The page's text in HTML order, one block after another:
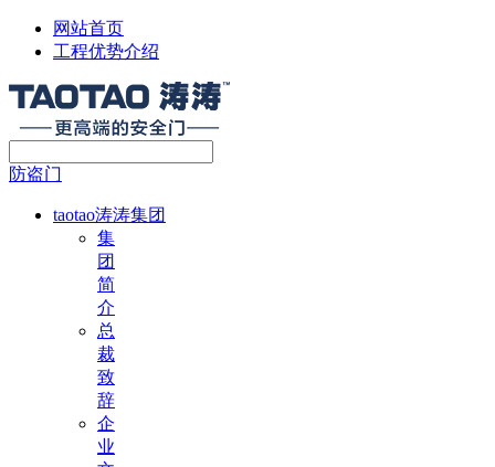
网站首页
工程优势介绍
防盗门
taotao涛涛集团
集
团
简
介
总
裁
致
辞
企
业